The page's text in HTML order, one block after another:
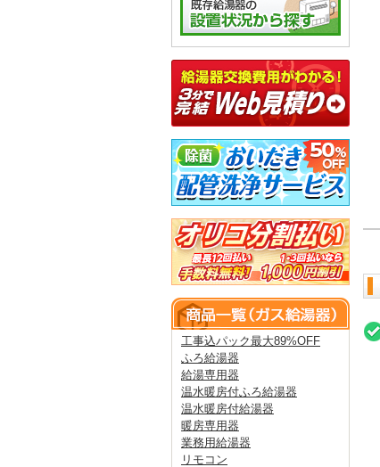
工事込パック最大89%OFF
ふろ給湯器
給湯専用器
温水暖房付ふろ給湯器
温水暖房付給湯器
暖房専用器
業務用給湯器
リモコン